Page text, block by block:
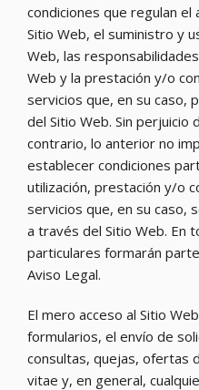
condiciones que regulan el
Sitio Web, el suministro y
Web, las
Web y la prestación y/o
servicios que, en su caso,
del Sitio Web. Sin perjuicio
contrario, lo anterior no
establecer condiciones
utilización, prestación y/o
servicios que, en su caso,
a través del Sitio Web. En
particulares formarán
Aviso Legal.
El mero acceso al Sitio
formularios, el envío de
consultas, quejas, ofertas
vitae y, en general,